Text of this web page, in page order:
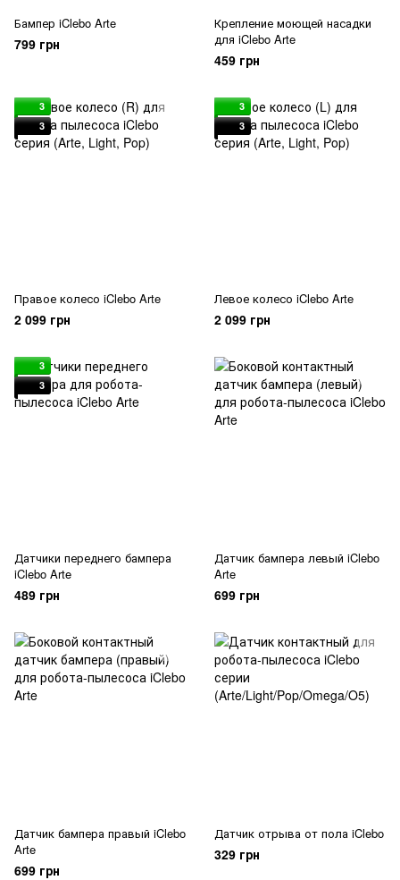
Бампер iClebo Arte
799 грн
Крепление моющей насадки
для iClebo Arte
459 грн
3
3
Правое колесо iClebo Arte
2 099 грн
3
3
Левое колесо iClebo Arte
2 099 грн
3
3
Датчики переднего бампера
iClebo Arte
489 грн
Датчик бампера левый iClebo
Arte
699 грн
Датчик бампера правый iClebo
Arte
699 грн
Датчик отрыва от пола iClebo
329 грн